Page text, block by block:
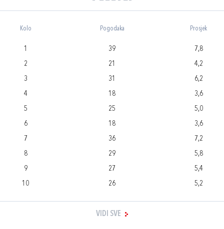
Kolo Pogodaka Prosjek
1 39
7,8
2
21
4,2
3
31
6,2
4
18
3,6
5
25
5,0
6
18
3,6
7
36
7,2
8
29
5,8
9
27
5,4
10
26 5,2
VIDI SVE